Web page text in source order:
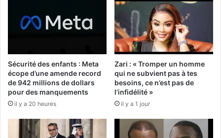
Sécurité des enfants : Meta
écope d’une amende record
de 942 millions de dollars
pour des manquements
il y a 20 heures
Zari : « Tromper un homme
qui ne subvient pas à tes
besoins, ce n’est pas de
l’infidélité »
il y a 1 jour